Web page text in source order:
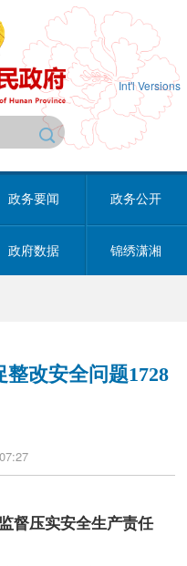
Int'l Versions
政务要闻 政务公开
政府数据 锦绣潇湘
整改安全问题1728
督压实安全生产责任